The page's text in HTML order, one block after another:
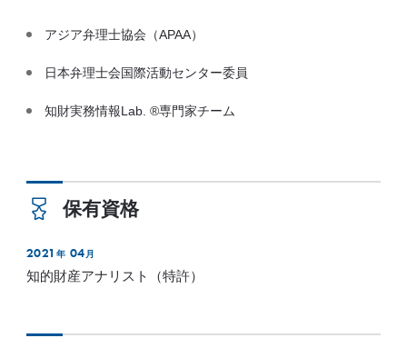
アジア弁理士協会（APAA）
日本弁理士会国際活動センター委員
知財実務情報Lab. ®専門家チーム
保有資格
2021 年 04 月
知的財産アナリスト（特許）